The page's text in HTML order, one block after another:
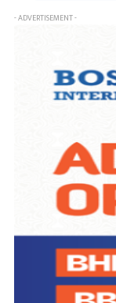
- ADVERTISEMENT -